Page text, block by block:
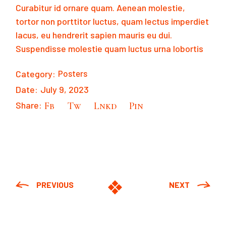
Curabitur id ornare quam. Aenean molestie,
tortor non porttitor luctus, quam lectus imperdiet
lacus, eu hendrerit sapien mauris eu dui.
Suspendisse molestie quam luctus urna lobortis
Category: Posters
Date: July 9, 2023
Share: Fb Tw Lnkd Pin
PREVIOUS NEXT